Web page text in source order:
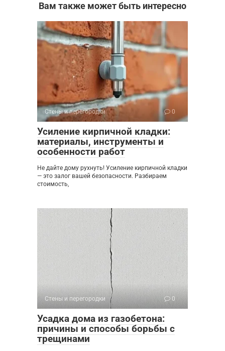
Вам также может быть интересно
Стены и перегородки 0
Усиление кирпичной кладки:
материалы, инструменты и
особенности работ
Не дайте дому рухнуть! Усиление кирпичной кладки
— это залог вашей безопасности. Разбираем
стоимость,
Стены и перегородки 0
Усадка дома из газобетона:
причины и способы борьбы с
трещинами